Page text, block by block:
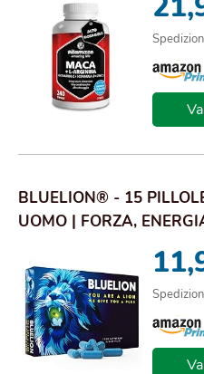
BLUELION® - 15
UOMO | FORZA,